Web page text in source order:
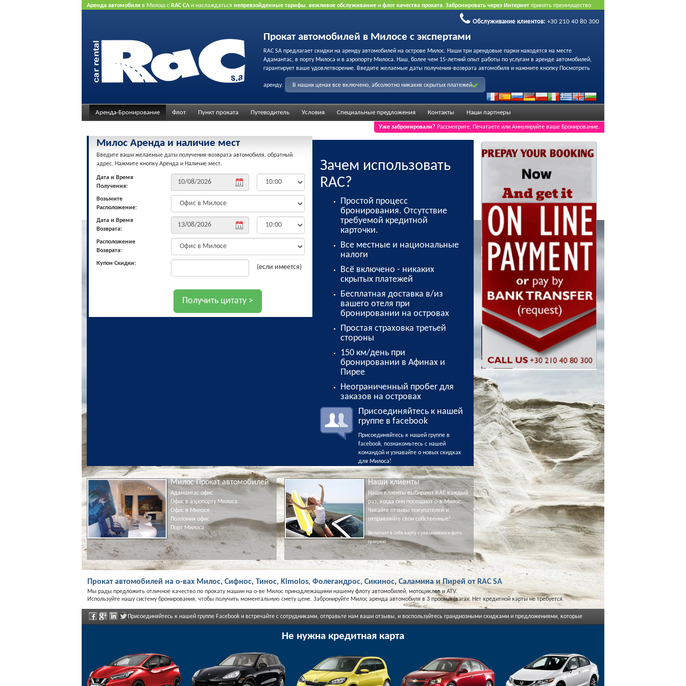
Аренда автомобиля в Милош с RAC CA и наслаждаться непревзойденные тарифы, вежливое обслуживание и флот качества проката. Забронировать через Интернет принять преимущество
Обслуживание клиентов: +30 210 40 80 300
Прокат автомобилей в Милосе с экспертами
RAC SA предлагает скидки на аренду автомобилей на острове Милос. Наши три арендовые парки находятся на месте
Адамантас, в порту Милоса и в аэропорту Милоса. Наш, более чем 15-летний опыт работы по услугам в аренде автомобилей,
гарантирует ваше удовлетворение. Введите желаемые даты получения-возврата автомобиля и нажмите кнопку Посмотреть
аренду. В наших ценах все включено, абсолютно никаких скрытых платежей
Аренда-Бронирование Флот Пункт проката Путеводитель Условия Специальные предложения Контакты Наши партнеры
Уже забронировали? Рассмотрите, Печатаете или Аннулируйте ваше Бронирование.
Милос Aренда и наличие мест
Введите ваши желаемые даты получения-возврата автомобиля, обратный
адрес. Нажмите кнопку Aренда и Наличие мест.
Дата и Время
Получения:
Возьмите
Расположение:
Дата и Время
Возврата:
Расположение
Возврата:
Купон Скидки: (если имеется)
Зачем использовать
RAC?
Простой процесс
бронирования. Отсутствие
требуемой кредитной
карточки.
Все местные и национальные
налоги
Всё включено - никаких
скрытых платежей
Бесплатная доставка в/из
вашего отеля при
бронировании на островах
Простая страховка третьей
стороны
150 км/день при
бронировании в Афинах и
Пирее
Неограниченный пробег для
заказов на островах
Присоединяйтесь к нашей
группе в facebook
Присоединяйтесь к нашей группе в
facebook, познакомьтесь с нашей
командой и узнавайте о новых скидках
для Милоса!
Милос Прокат автомобилей
Адамантас офис
Офис в аэропорту Милоса
Офис в Милосе
Поллония офис
Порт Милоса
Наши клиенты
Наши клиенты выбирают RAC каждый
раз, когда они посещают о-в Милос.
Читайте отзывы покупателей и
отправляйте свои собственные!
Включает в себя карту с указаниями и фото
галерею
Прокат автомобилей на о-вах Милос, Сифнос, Тинос, Kimolos, Фолегандрос, Сикинос, Саламина и Пирей от RAC SA
Мы рады предложить отличное качество по прокату машин на о-ве Милос принадлежащими нашему флоту автомобилей, мотоциклов и ATV.
Используйте нашу систему бронирования, чтобы получить моментальную смету цене. Забронируйте Милос аренда автомобиля в 3 простых шагах. Нет кредитной карты не требуется.
Присоединяйтесь к нашей группе Facebook и встречайте с сотрудниками, отправьте нам ваши отзывы, и воспользуйтесь грандиозными скидками и предложениями, которые
Не нужна кредитная карта